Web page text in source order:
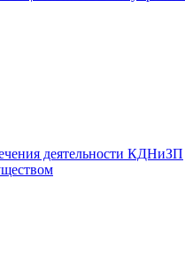
деятельности КДНиЗП